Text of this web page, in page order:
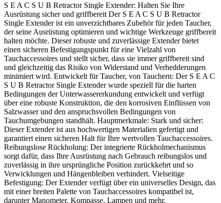
S E A C S U B Retractor Single Extender: Halten Sie Ihre
Ausrüstung sicher und griffbereit Der S E A C S U B Retractor
Single Extender ist ein unverzichtbares Zubehör für jeden Taucher,
der seine Ausrüstung optimieren und wichtige Werkzeuge griffbereit
halten möchte. Dieser robuste und zuverlässige Extender bietet
einen sicheren Befestigungspunkt für eine Vielzahl von
Tauchaccessoires und stellt sicher, dass sie immer griffbereit sind
und gleichzeitig das Risiko von Widerstand und Verhedderungen
minimiert wird. Entwickelt für Taucher, von Tauchern: Der S E A C
S U B Retractor Single Extender wurde speziell für die harten
Bedingungen der Unterwassererkundung entwickelt und verfügt
über eine robuste Konstruktion, die den korrosiven Einflüssen von
Salzwasser und den anspruchsvollen Bedingungen von
Tauchumgebungen standhält. Hauptmerkmale: Stark und sicher:
Dieser Extender ist aus hochwertigen Materialien gefertigt und
garantiert einen sicheren Halt für Ihre wertvollen Tauchaccessoires.
Reibungslose Rückholung: Der integrierte Rückholmechanismus
sorgt dafür, dass Ihre Ausrüstung nach Gebrauch reibungslos und
zuverlässig in ihre ursprüngliche Position zurückkehrt und so
Verwicklungen und Hängenbleiben verhindert. Vielseitige
Befestigung: Der Extender verfügt über ein universelles Design, das
mit einer breiten Palette von Tauchaccessoires kompatibel ist,
darunter Manometer, Kompasse, Lampen und mehr.